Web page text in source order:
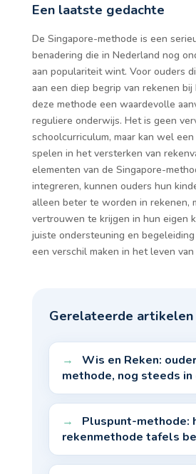
Een laatste gedachte
De Singapore-methode is een
benadering die in Nederland nog
aan populariteit wint. Voor ouders
aan een diep begrip van rekenen
deze methode een waardevolle
reguliere onderwijs. Het is geen
schoolcurriculum, maar kan wel
spelen in het versterken van
elementen van de Singapore-
integreren, kunnen ouders hun
alleen beter te worden in rekenen,
vertrouwen te krijgen in hun eigen
juiste ondersteuning en
een verschil maken in het leven
Gerelateerde artikelen
Wis en Reken:
methode, nog steeds in
Pluspunt-methode:
rekenmethode tafels